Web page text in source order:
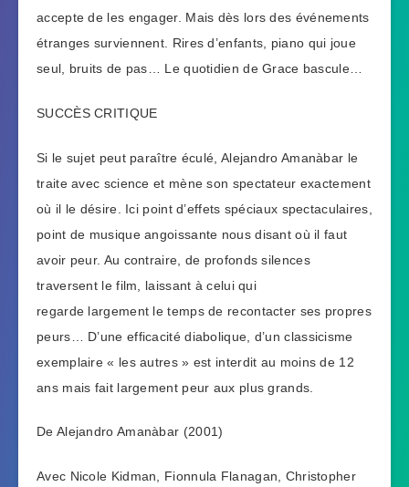
accepte de les engager. Mais dès lors des événements
étranges surviennent. Rires d’enfants, piano qui joue
seul, bruits de pas… Le quotidien de Grace bascule…
SUCCÈS CRITIQUE
Si le sujet peut paraître éculé, Alejandro Amanàbar le
traite avec science et mène son spectateur exactement
où il le désire. Ici point d’effets spéciaux spectaculaires,
point de musique angoissante nous disant où il faut
avoir peur. Au contraire, de profonds silences
traversent le film, laissant à celui qui
regarde largement le temps de recontacter ses propres
peurs… D’une efficacité diabolique, d’un classicisme
exemplaire « les autres » est interdit au moins de 12
ans mais fait largement peur aux plus grands.
De Alejandro Amanàbar (2001)
Avec Nicole Kidman, Fionnula Flanagan, Christopher